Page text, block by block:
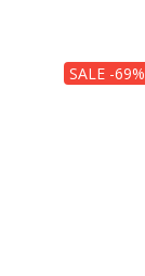
SALE -69%